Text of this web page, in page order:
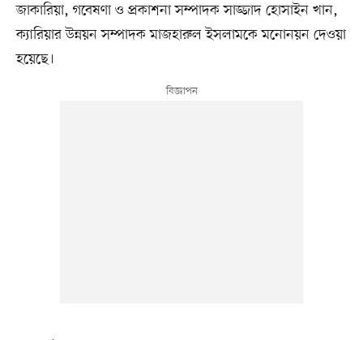
জাকারিয়া, গবেষণা ও প্রকাশনা সম্পাদক সাজ্জাদ হোসাইন খান,
ক্যারিয়ার উন্নয়ন সম্পাদক মাজহারুল ইসলামকে মনোনয়ন দেওয়া
হয়েছে।